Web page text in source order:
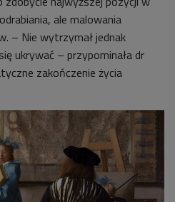
ale malowania
– Nie wytrzymał jednak
ukrywać – przypominała dr
zakończenie życia